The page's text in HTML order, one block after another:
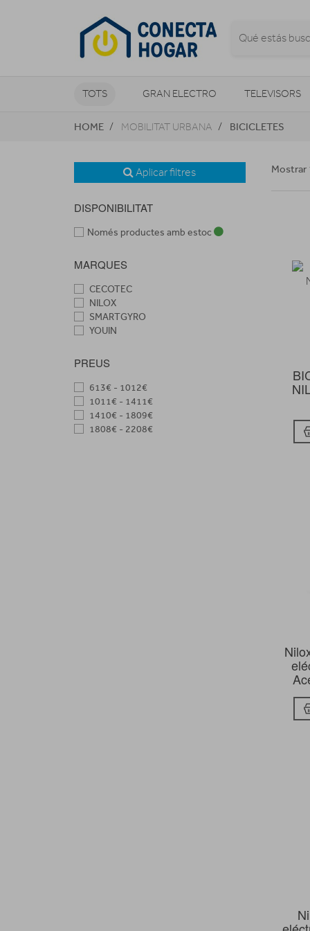
TOTS GRAN ELECTRO TELEVISORS
CLIMATITZACIÓ I CALEFACCIÓ
HOME MOBILITAT URBANA BICICLETES
Aplicar filtres
DISPONIBILITAT
Només productes amb estoc
MARQUES
CECOTEC
NILOX
SMARTGYRO
YOUIN
PREUS
613€ - 1012€
1011€ - 1411€
1410€ - 1809€
1808€ - 2208€
Mostrar